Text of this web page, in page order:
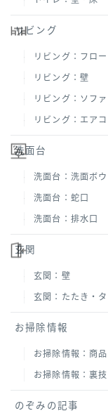
リビング
リビング：フロ
リビング：壁
リビング：ソファ
リビング：エア
洗面台
洗面台：洗面ボ
洗面台：蛇口
洗面台：排水口
玄関
玄関：壁
玄関：たたき・
お掃除情報
お掃除情報：商
お掃除情報：裏
のぞみの記事